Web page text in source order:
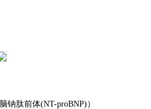
钠肽前体(NT-proBNP)）